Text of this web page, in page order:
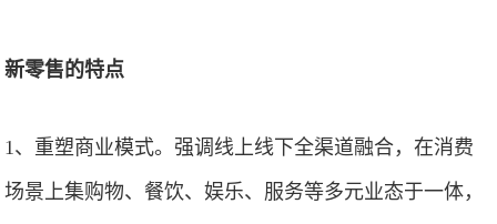
新零售的特点
1、重塑商业模式。强调线上线下全渠道融合，在消费
场景上集购物、餐饮、娱乐、服务等多元业态于一体，